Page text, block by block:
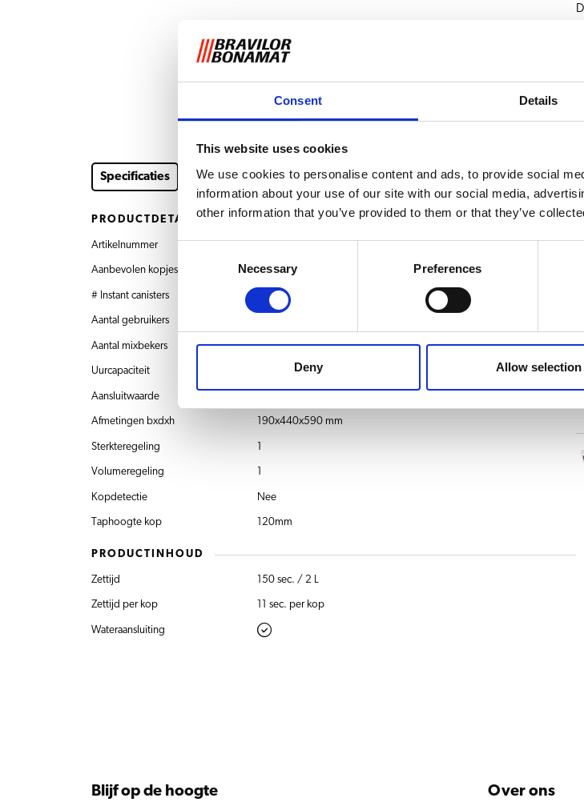
Consent Details
This website uses cookies
We use cookies to personalise content and ads, to provide social
information about your use of our site with our social media,
other information that you’ve provided to them or that they’ve
Selection
Necessary Preferences
Deny Allow selection
Specificaties Downloads en documenten Accessoires
PRODUCTDETAILS
Artikelnummer 8.020.420.31002 Bolero 21 3kW
Aanbevolen kopjes per dag Tot 160
# Instant canisters 2 x 1,3 L
Aantal gebruikers
Aantal mixbekers 1
Uurcapaciteit
Aansluitwaarde
Afmetingen bxdxh 190x440x590 mm
Sterkteregeling 1
Volumeregeling
Kopdetectie Nee
Taphoogte kop 120mm
PRODUCTINHOUD
Zettijd 150 sec. / 2 L
Zettijd per kop 11 sec. per kop
Wateraansluiting
Blijf op de hoogte Over ons